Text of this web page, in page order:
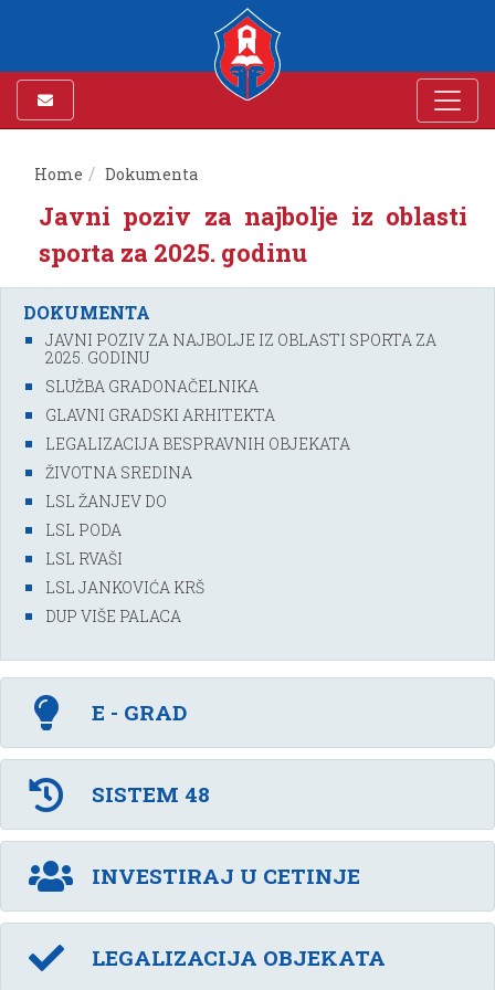
Home Dokumenta
Javni poziv za najbolje iz oblasti
sporta za 2025. godinu
DOKUMENTA
JAVNI POZIV ZA NAJBOLJE IZ OBLASTI SPORTA ZA
2025. GODINU
SLUŽBA GRADONAČELNIKA
GLAVNI GRADSKI ARHITEKTA
LEGALIZACIJA BESPRAVNIH OBJEKATA
ŽIVOTNA SREDINA
LSL ŽANJEV DO
LSL PODA
LSL RVAŠI
LSL JANKOVIĆA KRŠ
DUP VIŠE PALACA
E - GRAD
SISTEM 48
INVESTIRAJ U CETINJE
LEGALIZACIJA OBJEKATA